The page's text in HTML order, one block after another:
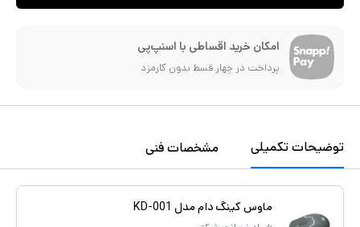
امکان خرید اقساطی با اسنپ‌پی
پرداخت در چهار قسط بدون کارمزد
توضیحات تکمیلی مشخصات فنی
ماوس کینگ دام مدل KD-001